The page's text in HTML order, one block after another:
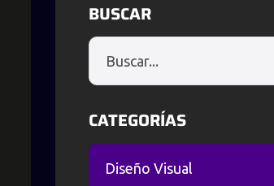
BUSCAR
CATEGORÍAS
Diseño Visual